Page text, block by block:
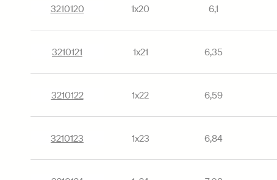
3210120 1х20 6,1
3210121 1х21 6,35
3210122 1х22 6,59
3210123 1х23 6,84